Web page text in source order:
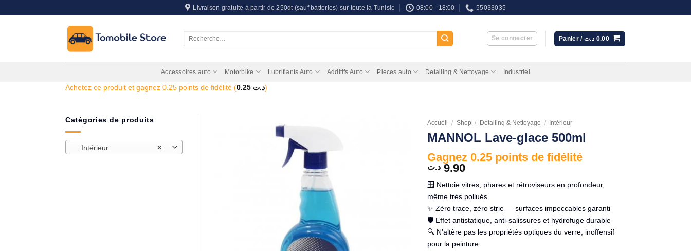
au
Livraison gratuite à partir de 250dt (sauf batteries) sur toute la Tunisie 08:00 - 18:00 55033035
Se connecter Panier / 0.00 د.ت
Accessoires auto Motorbike Lubrifiants Auto Additifs Auto Pieces auto Detailing & Nettoyage Industriel
Achetez ce produit et gagnez 0.25 points de fidélité (0.25 د.ت)
Catégories de produits
×
Intérieur
Accueil / Shop / Detailing & Nettoyage / Intérieur
MANNOL Lave-glace 500ml
Gagnez 0.25 points de fidélité
9.90 د.ت
🪟 Nettoie vitres, phares et rétroviseurs en profondeur,
même très pollués
✨ Zéro trace, zéro strie — surfaces impeccables garanti
🛡️ Effet antistatique, anti-salissures et hydrofuge durable
🔍 N’altère pas les propriétés optiques du verre, inoffensif
pour la peinture